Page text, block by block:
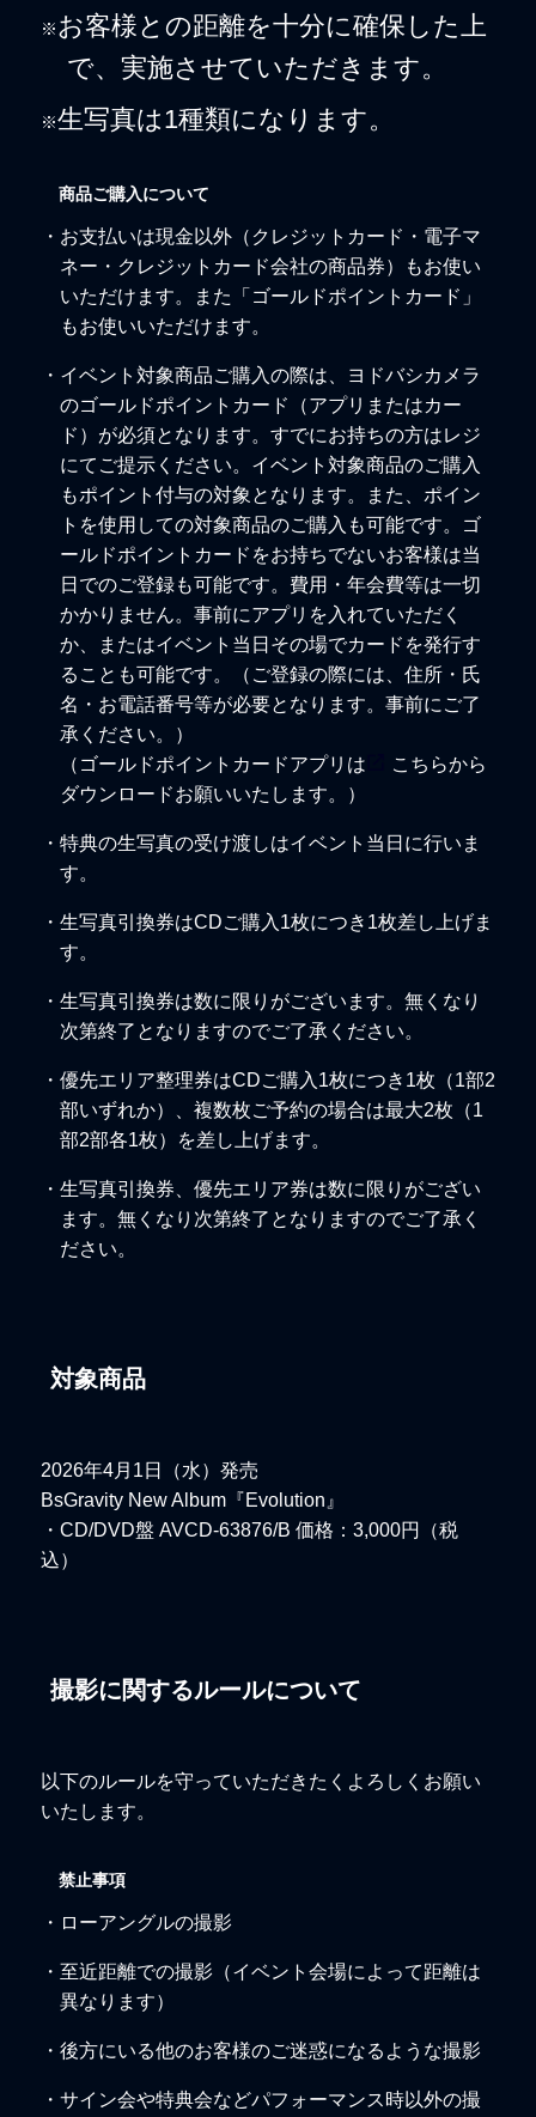
※お客様との距離を十分に確保した上
で、実施させていただきます。
※生写真は1種類になります。
商品ご購入について
・お支払いは現金以外（クレジットカード・電子マ
ネー・クレジットカード会社の商品券）もお使い
いただけます。また「ゴールドポイントカード」
もお使いいただけます。
・イベント対象商品ご購入の際は、ヨドバシカメラ
のゴールドポイントカード（アプリまたはカー
ド）が必須となります。すでにお持ちの方はレジ
にてご提示ください。イベント対象商品のご購入
もポイント付与の対象となります。また、ポイン
トを使用しての対象商品のご購入も可能です。ゴ
ールドポイントカードをお持ちでないお客様は当
日でのご登録も可能です。費用・年会費等は一切
かかりません。事前にアプリを入れていただく
か、またはイベント当日その場でカードを発行す
ることも可能です。（ご登録の際には、住所・氏
名・お電話番号等が必要となります。事前にご了
承ください。）
（ゴールドポイントカードアプリは
こちらから
ダウンロードお願いいたします。）
・特典の生写真の受け渡しはイベント当日に行いま
す。
・生写真引換券はCDご購入1枚につき1枚差し上げま
す。
・生写真引換券は数に限りがございます。無くなり
次第終了となりますのでご了承ください。
・優先エリア整理券はCDご購入1枚につき1枚（1部2
部いずれか）、複数枚ご予約の場合は最大2枚（1
部2部各1枚）を差し上げます。
・生写真引換券、優先エリア券は数に限りがござい
ます。無くなり次第終了となりますのでご了承く
ださい。
対象商品
2026年4月1日（水）発売
BsGravity New Album『Evolution』
・CD/DVD盤 AVCD-63876/B 価格：3,000円（税
込）
撮影に関するルールについて
以下のルールを守っていただきたくよろしくお願い
いたします。
禁止事項
・ローアングルの撮影
・至近距離での撮影（イベント会場によって距離は
異なります）
・後方にいる他のお客様のご迷惑になるような撮影
・サイン会や特典会などパフォーマンス時以外の撮